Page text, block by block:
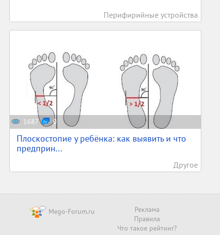
Перифирийные устройства
1687 0
Плоскостопие у ребёнка: как выявить и что
предприн...
Другое
Mego-Forum.ru
Реклама
Правила
Что такое рейтинг?